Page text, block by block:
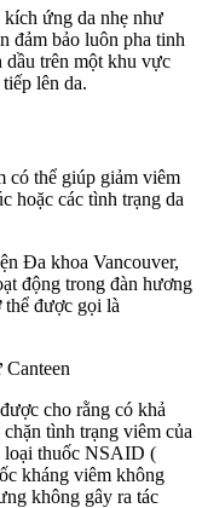
ứng da nhẹ như
đảm bảo luôn pha tinh
dầu trên một khu vực
lên da.
có thể giúp giảm viêm
hoặc các tình trạng da
Đa khoa Vancouver,
động trong đàn hương
thể được gọi là
cho rằng có khả
tình trạng viêm của
loại thuốc NSAID (
kháng viêm không
không gây ra tác